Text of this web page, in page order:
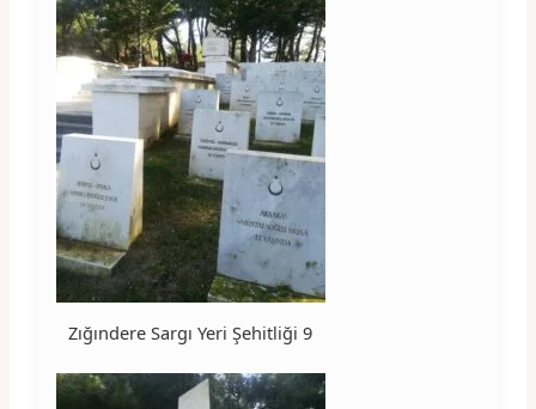
Zığındere Sargı Yeri Şehitliği 9